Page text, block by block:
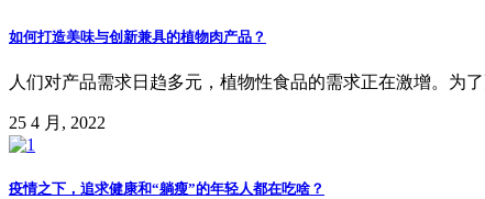
如何打造美味与创新兼具的植物肉产品？
人们对产品需求日趋多元，植物性食品的需求正在激增。为
25 4 月, 2022
疫情之下，追求健康和“躺瘦”的年轻人都在吃啥？